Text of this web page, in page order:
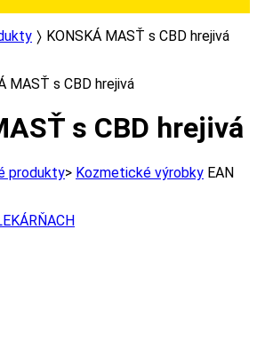
KONSKÁ MASŤ s CBD hrejivá
s CBD hrejivá
produkty> Kozmetické výrobky EAN